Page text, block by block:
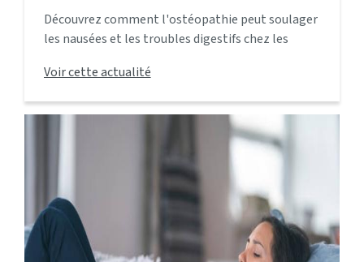
Découvrez comment l'ostéopathie peut soulager
les nausées et les troubles digestifs chez les
techniques douces pour une grossesse plus
confortable.
Voir cette actualité